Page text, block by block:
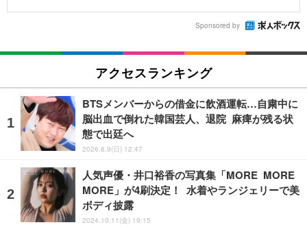
Sponsored by
アクセスランキング
BTSメンバーからの借金に飲酒運転…自粛中に
脳出血で倒れた韓国芸人、退院 麻痺が残る状
態で出廷へ
2026.8.9(日) 12:47
人気声優・井口裕香の写真集「MORE MORE
MORE」が4刷決定！ 水着やランジェリーで美
ボディ披露
2024.10.11(金) 19:15